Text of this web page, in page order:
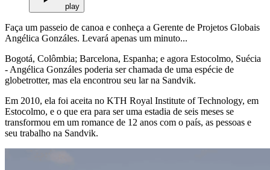
play
Faça um passeio de canoa e conheça a Gerente de Projetos Globais
Angélica Gonzáles. Levará apenas um minuto...
Bogotá, Colômbia; Barcelona, Espanha; e agora Estocolmo, Suécia
- Angélica Gonzáles poderia ser chamada de uma espécie de
globetrotter, mas ela encontrou seu lar na Sandvik.
Em 2010, ela foi aceita no KTH Royal Institute of Technology, em
Estocolmo, e o que era para ser uma estadia de seis meses se
transformou em um romance de 12 anos com o país, as pessoas e
seu trabalho na Sandvik.